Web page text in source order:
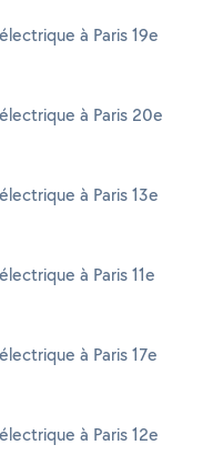
à Paris 19e
à Paris 20e
à Paris 13e
à Paris 11e
à Paris 17e
à Paris 12e